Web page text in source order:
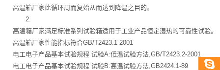
高温箱厂家此循环周而复始从而达到降温之目的。
2.
高温箱厂家满足标准系列试验箱适用于工业产品恒定湿热的可靠性试验。
高温箱厂家性能指标符合GB/T2423.1-2001
电工电子产品基本试验规程 试验A:低温试验方法,GB/T2423.2-2001
电工电子产品基本试验规程 试验B:高温试验方法,GB2424.1-89